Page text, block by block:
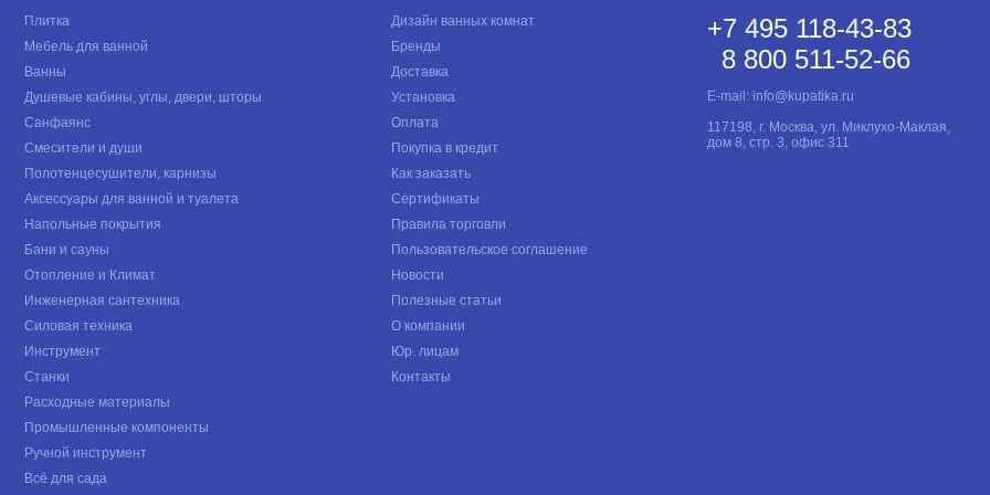
Плитка
Мебель для ванной
Ванны
Душевые кабины, углы, двери, шторы
Санфаянс
Смесители и души
Полотенцесушители, карнизы
Аксессуары для ванной и туалета
Напольные покрытия
Бани и сауны
Отопление и Климат
Инженерная сантехника
Силовая техника
Инструмент
Станки
Расходные материалы
Промышленные компоненты
Ручной инструмент
Всё для сада
Дизайн ванных комнат
Бренды
Доставка
Установка
Оплата
Покупка в кредит
Как заказать
Сертификаты
Правила торговли
Пользовательское соглашение
Новости
Полезные статьи
О компании
Юр. лицам
Контакты
+7 495 118-43-83
8 800 511-52-66
E-mail: info@kupatika.ru
117198, г. Москва, ул. Миклухо-Маклая,
дом 8, стр. 3, офис 311